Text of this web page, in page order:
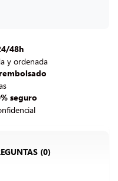
48h
y ordenada
seguro
(0)